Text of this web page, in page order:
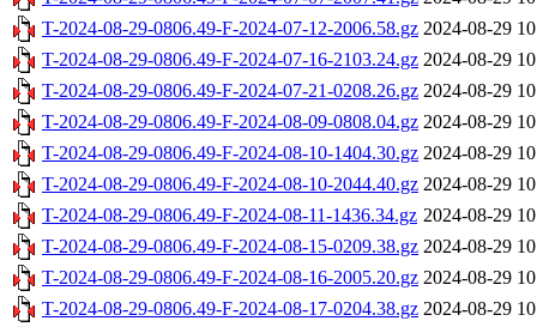
T-2024-08-29-0806.49-F-2024-07-12-2006.58.gz 2024-08-29
T-2024-08-29-0806.49-F-2024-07-16-2103.24.gz 2024-08-29
T-2024-08-29-0806.49-F-2024-07-21-0208.26.gz 2024-08-29
T-2024-08-29-0806.49-F-2024-08-09-0808.04.gz 2024-08-29
T-2024-08-29-0806.49-F-2024-08-10-1404.30.gz 2024-08-29
T-2024-08-29-0806.49-F-2024-08-10-2044.40.gz 2024-08-29
T-2024-08-29-0806.49-F-2024-08-11-1436.34.gz 2024-08-29
T-2024-08-29-0806.49-F-2024-08-15-0209.38.gz 2024-08-29
T-2024-08-29-0806.49-F-2024-08-16-2005.20.gz 2024-08-29
T-2024-08-29-0806.49-F-2024-08-17-0204.38.gz 2024-08-29